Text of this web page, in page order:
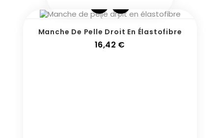
Manche De Pelle Droit En Élastofibre
16,42 €